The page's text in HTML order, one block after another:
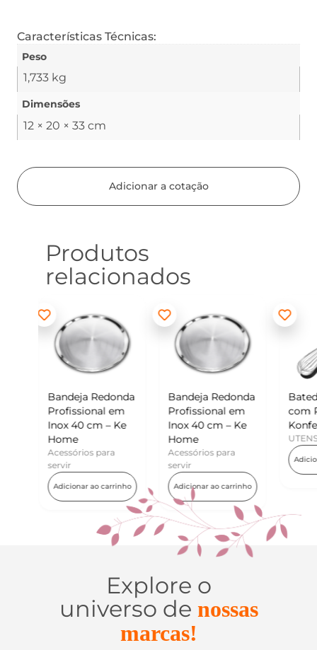
Características Técnicas:
Peso
1,733 kg
Dimensões
12 × 20 × 33 cm
Adicionar a cotação
Produtos
relacionados
Bandeja Redonda
Profissional em
Inox 40 cm – Ke
Home
Acessórios para
servir
Adicionar ao carrinho
Batedor de Ovos
com Raspador –
Konfektt
UTENSÍLIOS
Adicionar ao carrinho
Explore o
universo de nossas
marcas!